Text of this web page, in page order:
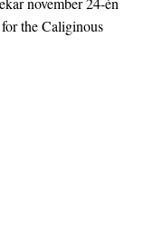
the Caliginous